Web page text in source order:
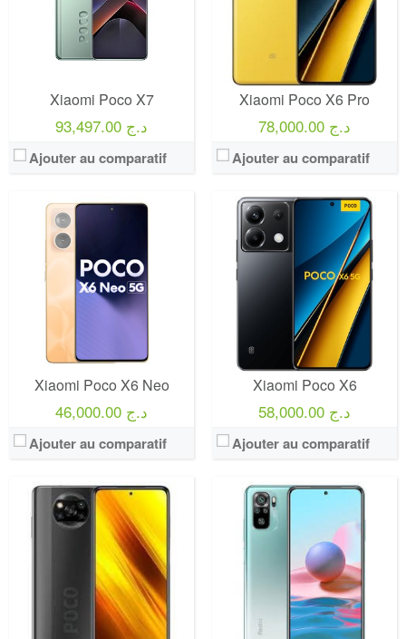
Xiaomi Poco X7
93,497.00 د.ج
Ajouter au comparatif
Xiaomi Poco X6 Pro
78,000.00 د.ج
Ajouter au comparatif
Xiaomi Poco X6 Neo
46,000.00 د.ج
Ajouter au comparatif
Xiaomi Poco X6
58,000.00 د.ج
Ajouter au comparatif